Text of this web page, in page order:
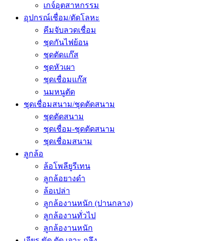
เกจ์อุตสาหกรรม
อุปกรณ์เชื่อม/ตัดโลหะ
คีมจับลวดเชื่อม
ชุดกันไฟย้อน
ชุดตัดแก๊ส
ชุดหัวเผา
ชุดเชื่อมแก๊ส
นมหนูตัด
ชุดเชื่อมสนาม/ชุดตัดสนาม
ชุดตัดสนาม
ชุดเชื่อม-ชุดตัดสนาม
ชุดเชื่อมสนาม
ลูกล้อ
ล้อโพลียูรีเทน
ลูกล้อยางดำ
ล้อเปล่า
ลูกล้องานหนัก (ปานกลาง)
ลูกล้องานทั่วไป
ลูกล้องานหนัก